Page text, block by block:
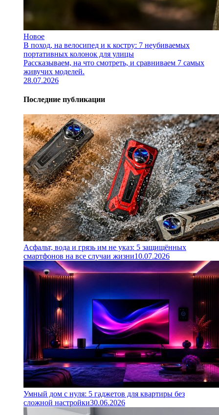
Новое
В поход, на велосипед и к костру: 7 неубиваемых
портативных колонок для улицы
Рассказываем, на что смотреть, и сравниваем 7 самых
живучих моделей.
28.07.2026
Последние публикации
Асфальт, вода и грязь им не указ: 5 защищённых
смартфонов на все случаи жизни10.07.2026
Умный дом с нуля: 5 гаджетов для квартиры без
сложной настройки30.06.2026